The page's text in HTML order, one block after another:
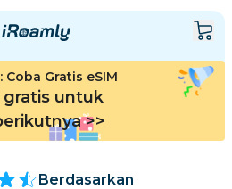
Gratis eSIM
gratis untuk
>>
Berdasarkan